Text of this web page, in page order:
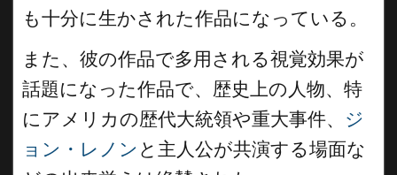
も十分に生かされた作品になっている。
また、彼の作品で多用される視覚効果が
話題になった作品で、歴史上の人物、特
にアメリカの歴代大統領や重大事件、 ジ
ョン・レノン と主人公が共演する場面な